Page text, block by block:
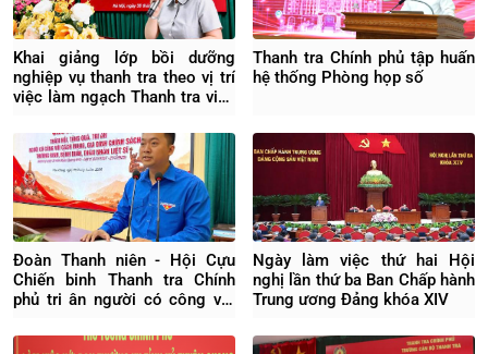
Khai giảng lớp bồi dưỡng
nghiệp vụ thanh tra theo vị trí
việc làm ngạch Thanh tra viên
Thanh tra Chính phủ tập huấn
hệ thống Phòng họp số
Đoàn Thanh niên - Hội Cựu
Chiến binh Thanh tra Chính
phủ tri ân người có công với
Ngày làm việc thứ hai Hội
nghị lần thứ ba Ban Chấp hành
Trung ương Đảng khóa XIV